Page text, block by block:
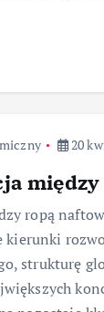
20
między
ropą
strukturę